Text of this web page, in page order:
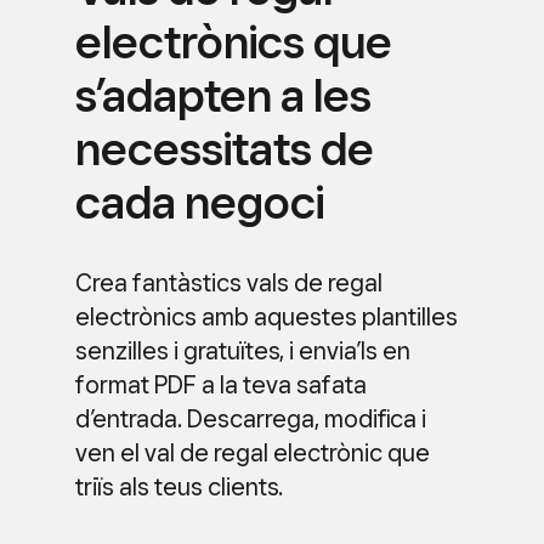
electrònics que
s’adapten a les
necessitats de
cada negoci
Crea fantàstics vals de regal
electrònics amb aquestes plantilles
senzilles i gratuïtes, i envia’ls en
format PDF a la teva safata
d’entrada. Descarrega, modifica i
ven el val de regal electrònic que
triïs als teus clients.